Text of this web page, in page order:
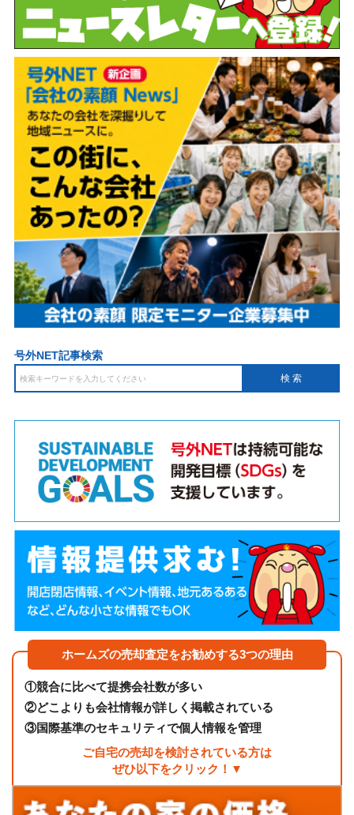
号外NET記事検索
ホームズの売却査定をお勧めする3つの理由
①競合に比べて提携会社数が多い
②どこよりも会社情報が詳しく掲載されている
③国際基準のセキュリティで個人情報を管理
ご自宅の売却を検討されている方は
ぜひ以下をクリック！▼